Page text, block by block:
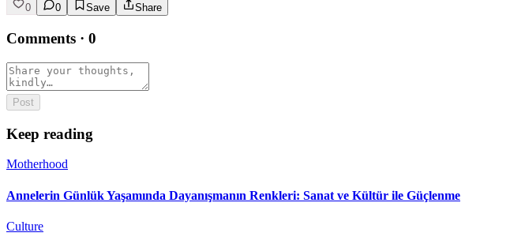
0 0 Save Share
Comments · 0
Post
Keep reading
Motherhood
Annelerin Günlük Yaşamında Dayanışmanın Renkleri: Sanat ve Kültür ile Güçlenme
Culture